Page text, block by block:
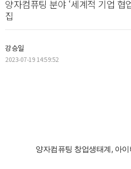
양자컴퓨팅 분야 ‘세계적 기업 협
집
강승일
2023-07-19 14:59:52
양자컴퓨팅 창업생태계, 아